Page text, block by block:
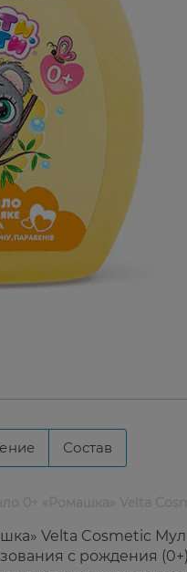
Состав
Velta Cosmetic
с рождения